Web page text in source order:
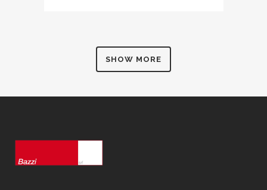
SHOW MORE